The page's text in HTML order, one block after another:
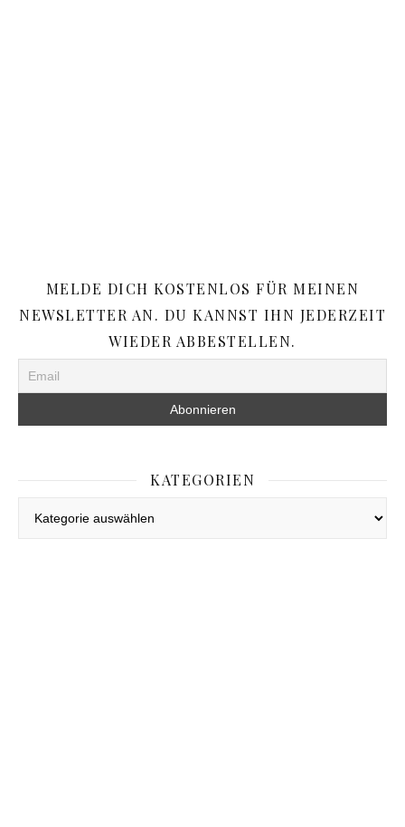
MELDE DICH KOSTENLOS FÜR MEINEN
NEWSLETTER AN. DU KANNST IHN JEDERZEIT
WIEDER ABBESTELLEN.
KATEGORIEN